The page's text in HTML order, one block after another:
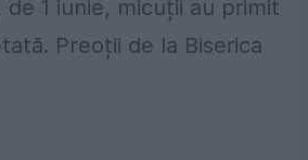
de 1 iunie, micuții au primit
Preoții de la Biserica